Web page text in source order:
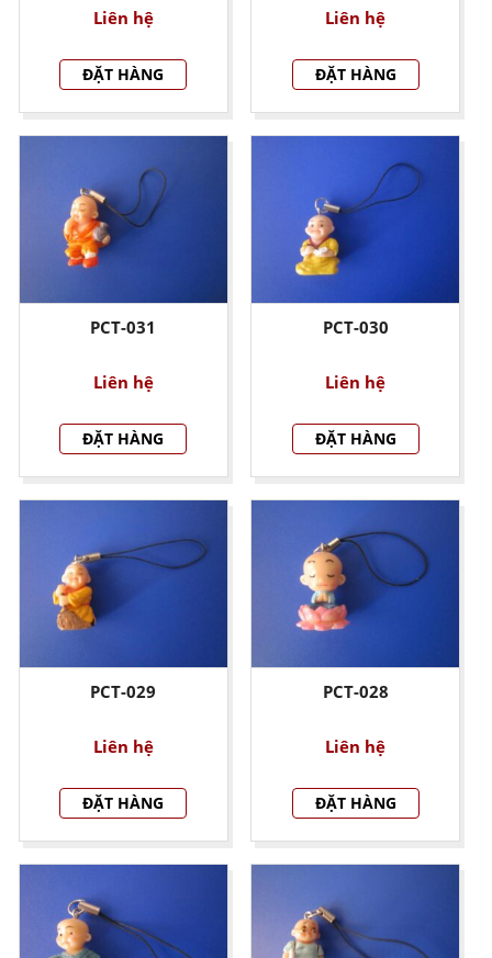
Liên hệ
ĐẶT HÀNG
Liên hệ
ĐẶT HÀNG
PCT-031
Liên hệ
ĐẶT HÀNG
PCT-030
Liên hệ
ĐẶT HÀNG
PCT-029
Liên hệ
ĐẶT HÀNG
PCT-028
Liên hệ
ĐẶT HÀNG